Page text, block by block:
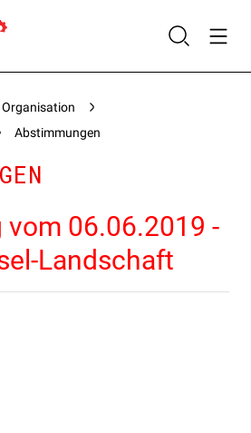
Organisation
Abstimmungen